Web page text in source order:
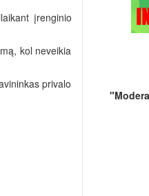
įrenginio
kol neveikia
privalo